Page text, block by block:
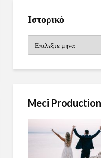
Ιστορικό
Meci Production